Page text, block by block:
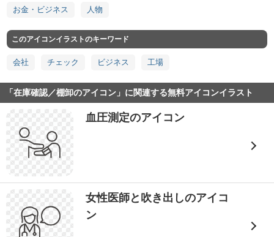
お金・ビジネス 人物
このアイコンイラストのキーワード
会社 チェック ビジネス 工場
「在庫確認／棚卸のアイコン」に関連する無料アイコンイラスト
血圧測定のアイコン
女性医師と吹き出しのアイコ
ン